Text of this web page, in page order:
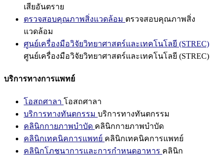
เสียอันตราย
ตรวจสอบคุณภาพสิ่งแวดล้อม ตรวจสอบคุณภาพสิ่ง
แวดล้อม
ศูนย์เครื่องมือวิจัยวิทยาศาสตร์และเทคโนโลยี (STREC)
ศูนย์เครื่องมือวิจัยวิทยาศาสตร์และเทคโนโลยี (STREC)
บริการทางการแพทย์
โอสถศาลา โอสถศาลา
บริการทางทันตกรรม บริการทางทันตกรรม
คลินิกกายภาพบำบัด คลินิกกายภาพบำบัด
คลินิกเทคนิคการแพทย์ คลินิกเทคนิคการแพทย์
คลินิกโภชนาการและการกำหนดอาหาร คลินิก